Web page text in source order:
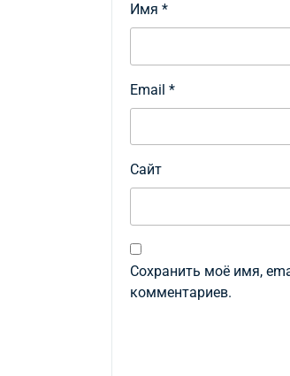
Имя *
Email *
Сайт
Сохранить моё имя,
комментариев.